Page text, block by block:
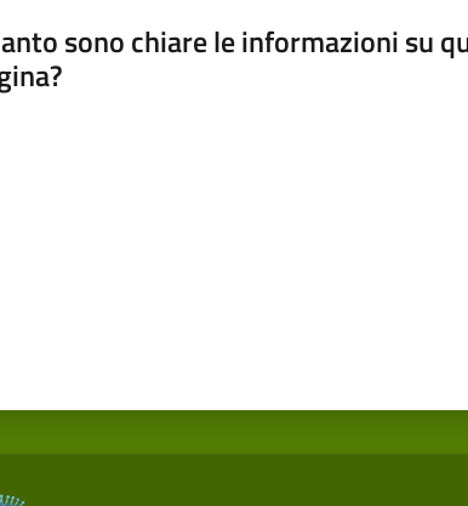
sono chiare le informazioni su